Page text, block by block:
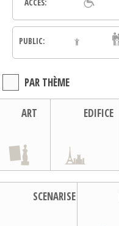
PUBLIC:
PAR THÈME
ART EDIFICE
SCENARISE